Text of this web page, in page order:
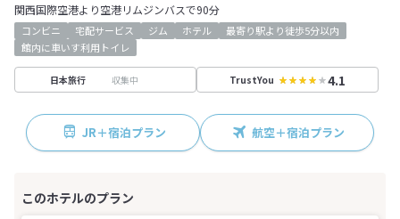
関西国際空港より空港リムジンバスで90分
コンビニ 宅配サービス ジム ホテル
最寄り駅より徒歩5分以内
館内に車いす利用トイレ
日本旅行 収集中 TrustYou 4.1
JR＋宿泊プラン 航空＋宿泊プラン